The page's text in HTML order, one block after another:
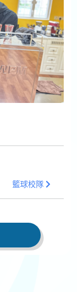
籃球校隊